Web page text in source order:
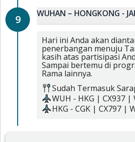
9 WUHAN – HONGKONG -
Hari ini Anda akan
penerbangan menuju
kasih atas partisipasi
Sampai bertemu di
Rama lainnya.
Sudah Termasuk
WUH - HKG | CX937 |
HKG - CGK | CX797 |